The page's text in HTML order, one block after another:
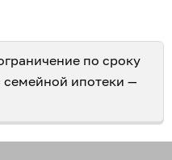
по сроку
семейной ипотеки —